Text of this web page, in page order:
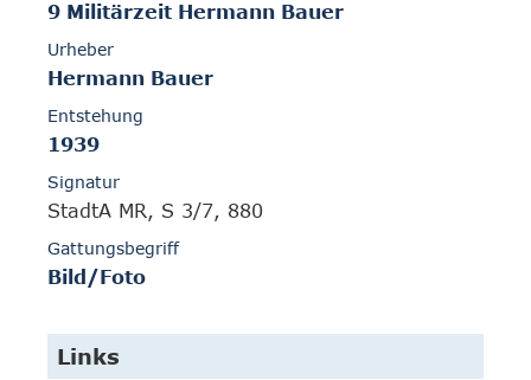
9 Militärzeit Hermann Bauer
Urheber
Hermann Bauer
Entstehung
1939
Signatur
StadtA MR, S 3/7, 880
Gattungsbegriff
Bild/Foto
Links